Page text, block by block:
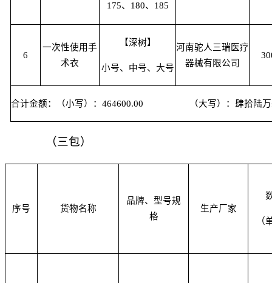
175、180、185
6
一次性使用手
术衣
【深树】
小号、中号、大号
河南驼人三瑞医疗
器械有限公司
合计金额：（小写）：464600.00 （大写）：肆拾陆万
（三包）
序号 货物名称
品牌、型号规
格
生产厂家
（